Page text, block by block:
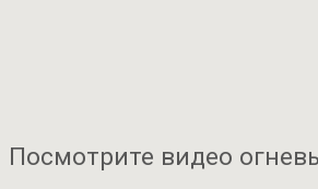
Посмотрите видео